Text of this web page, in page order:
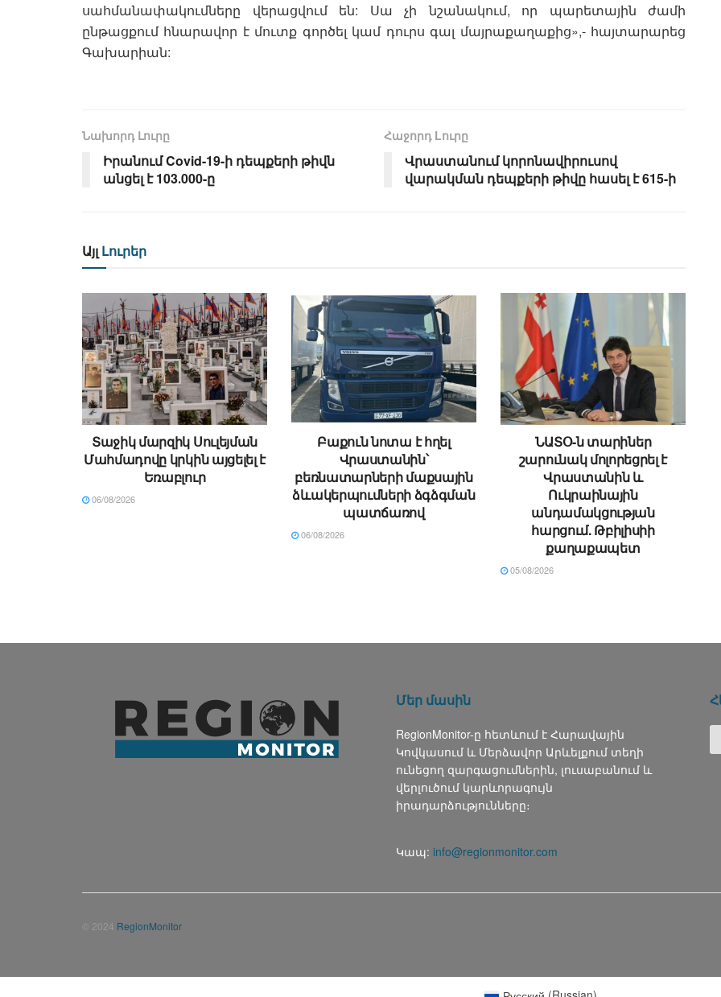
սահմանափակումները վերացվում են: Սա չի նշանակում, որ պարետային ժամի
ընթացքում հնարավոր է մուտք գործել կամ դուրս գալ մայրաքաղաքից»,- հայտարարեց
Գախարիան:
Նախորդ Լուրը
Իրանում Covid-19-ի դեպքերի թիվն
անցել է 103․000-ը
Հաջորդ Lուրը
Վրաստանում կորոնավիրուսով
վարակման դեպքերի թիվը հասել է 615-ի
Այլ Լուրեր
Տաջիկ մարզիկ Սուլեյման
Մահմադովը կրկին այցելել է
Եռաբլուր
06/08/2026
Բաքուն նոտա է հղել
Վրաստանին՝
բեռնատարների մաքսային
ձևակերպումների ձգձգման
պատճառով
06/08/2026
ՆԱՏՕ-ն տարիներ
շարունակ մոլորեցրել է
Վրաստանին և
Ուկրաինային
անդամակցության
հարցում. Թբիլիսիի
քաղաքապետ
05/08/2026
Մեր մասին
RegionMonitor-ը հետևում է Հարավային
Կովկասում և Մերձավոր Արևելքում տեղի
ունեցող զարգացումներին, լուսաբանում և
վերլուծում կարևորագույն
իրադարձությունները։
Կապ: info@regionmonitor.com
© 2024 RegionMonitor